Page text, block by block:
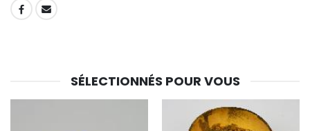
SHARE:
SÉLECTIONNÉS POUR VOUS